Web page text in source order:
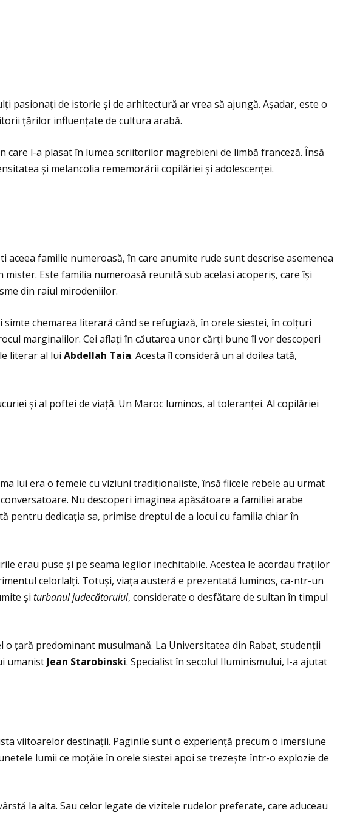
pasionaţi de istorie și de arhitectură ar vrea să ajungă. Așadar, este o
ţărilor influenţate de cultura arabă.
care l-a plasat în lumea scriitorilor magrebieni de limbă franceză. Însă
și melancolia rememorării copilăriei și adolescenţei.
aceea familie numeroasă, în care anumite rude sunt descrise asemenea
Este familia numeroasă reunită sub acelasi acoperiș, care își
din raiul mirodeniilor.
chemarea literară când se refugiază, în orele siestei, în colţuri
marginalilor. Cei aflaţi în căutarea unor cărţi bune îl vor descoperi
literar al lui Abdellah Taia. Acesta îl consideră un al doilea tată,
și al poftei de viaţă. Un Maroc luminos, al toleranţei. Al copilăriei
lui era o femeie cu viziuni tradiţionaliste, însă fiicele rebele au urmat
Nu descoperi imaginea apăsătoare a familiei arabe
dedicaţia sa, primise dreptul de a locui cu familia chiar în
erau puse și pe seama legilor inechitabile. Acestea le acordau fraţilor
celorlalţi. Totuși, viaţa austeră e prezentată luminos, ca-ntr-un
și turbanul judecătorului, considerate o desfătare de sultan în timpul
ţară predominant musulmană. La Universitatea din Rabat, studenţii
umanistJean Starobinski. Specialist în secolul Iluminismului, l-a ajutat
viitoarelor destinaţii. Paginile sunt o experienţă precum o imersiune
lumii ce moţăie în orele siestei apoi se trezește într-o explozie de
la alta. Sau celor legate de vizitele rudelor preferate, care aduceau